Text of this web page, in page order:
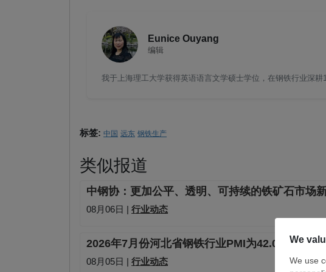
Eunice Ouyang
编辑
我于上海理工大学获得英语语言文学硕士学位，在钢铁行业深
标签: 中国 远东 钢铁生产
类似报道
中钢协：更加公平、透明、可持续的铁矿石市场
08月06日 | 行业动态
2026年7月份河北省钢铁行业PMI为42.0% 处于荣
08月05日 | 行业动态